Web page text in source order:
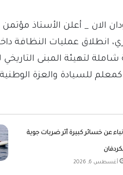
الان _ أعلن الأستاذ
انطلاق عمليات النظافة
لتهيئة المبنى التاريخي
كمعلم للسيادة والعزة
عن خسائر كبيرة أثر ضربات جوية
أغسطس 6, 2026